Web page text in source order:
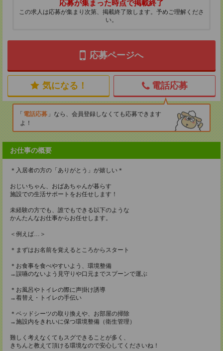
応募が集まった時点で掲載終了
この求人は応募が集まり次第、掲載終了致します。予めご理解くださ
い。
応募ページへ
気になる！ 電話応募
電話応募
なら、会員登録しなくても応募できます
よ！
お仕事の概要
＊入居者の方の「ありがとう」が嬉しい＊
おじいちゃん、おばあちゃんが暮らす
施設での生活サポートをお任せします！
未経験の方でも、誰でもできる以下のような
かんたんなお仕事からお任せします。
＜例えば…＞
＊まずはお名前を覚えるところからスタート
＊お食事を食べやすいよう、環境整備
→誤嚥のないよう見守りや口元までスプーンで運ぶ
＊お風呂やトイレの際に声掛け誘導
→着替え・トイレの手伝い
＊ベッドシーツの取り換えや、お部屋の掃除
→施設内をきれいに保つ環境整備（衛生管理）
難しく考えなくてもスグできることが多く、
きちんと教えて頂ける環境なので安心してくださいね！